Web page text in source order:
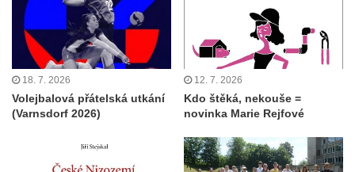
18. 7. 2026
Volejbalová přátelská utkání
(Varnsdorf 2026)
12. 7. 2026
Kdo štěká, nekouše =
novinka Marie Rejfové